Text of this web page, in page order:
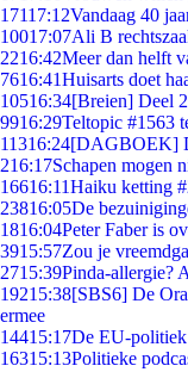
17117:12Vandaag 40
10017:07Ali B
2216:42Meer dan helft
7616:41Huisarts doet
10516:34[Breien] Deel
9916:29Teltopic #1563
11316:24[DAGBOEK]
216:17Schapen mogen
16616:11Haiku ketting
23816:05De
1816:04Peter Faber is
3915:57Zou je
2715:39Pinda-allergie?
19215:38[SBS6] De
ermee
14415:17De EU-
16315:13Politieke